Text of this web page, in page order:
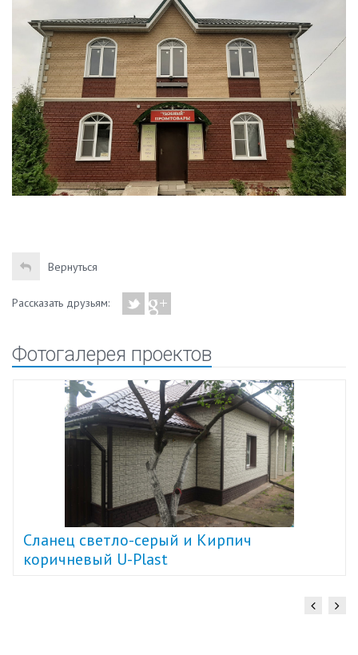
Вернуться
Рассказать друзьям:
Фотогалерея проектов
Cланец светло-серый и Кирпич
коричневый U-Plast